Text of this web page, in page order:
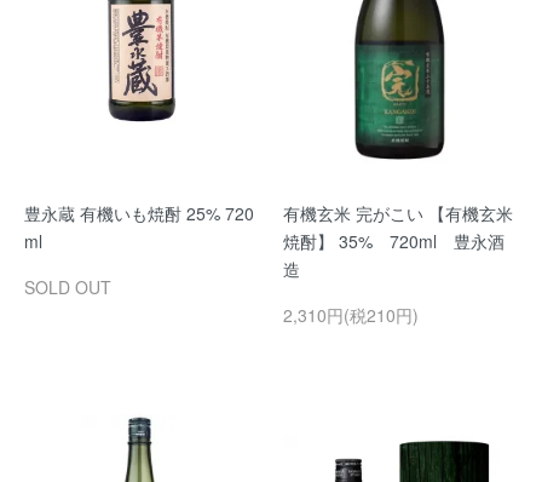
豊永蔵 有機いも焼酎 25% 720
ml
SOLD OUT
有機玄米 完がこい 【有機玄米
焼酎】 35% 720ml 豊永酒
造
2,310円(税210円)